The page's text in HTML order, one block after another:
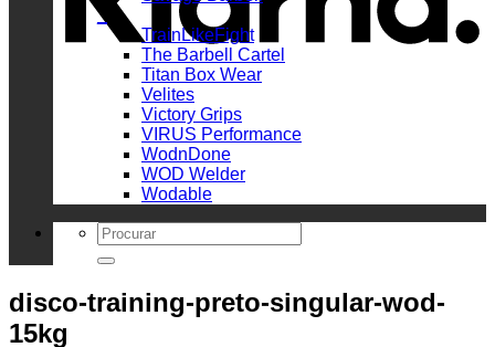
_
TrainLikeFight
The Barbell Cartel
Titan Box Wear
Velites
Victory Grips
VIRUS Performance
WodnDone
WOD Welder
Wodable
Search
for:
disco-training-preto-singular-wod-
15kg